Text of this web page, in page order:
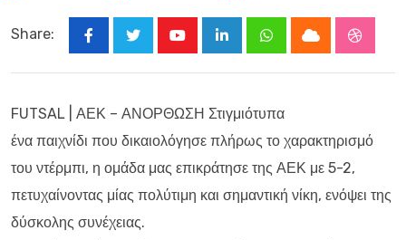
Share:
LinkedInWhatsappCloud
FUTSAL | ΑΕΚ – ΑΝΟΡΘΩΣΗ Στιγμιότυπα
ένα παιχνίδι που δικαιολόγησε πλήρως το χαρακτηρισμό
του ντέρμπι, η ομάδα μας επικράτησε της ΑΕΚ με 5-2,
πετυχαίνοντας μίας πολύτιμη και σημαντική νίκη, ενόψει της
δύσκολης συνέχειας.